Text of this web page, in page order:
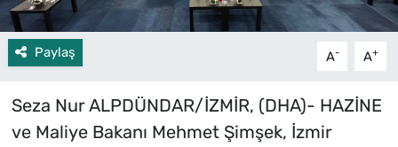
Paylaş A- A+
Seza Nur ALPDÜNDAR/İZMİR, (DHA)- HAZİNE
ve Maliye Bakanı Mehmet Şimşek, İzmir